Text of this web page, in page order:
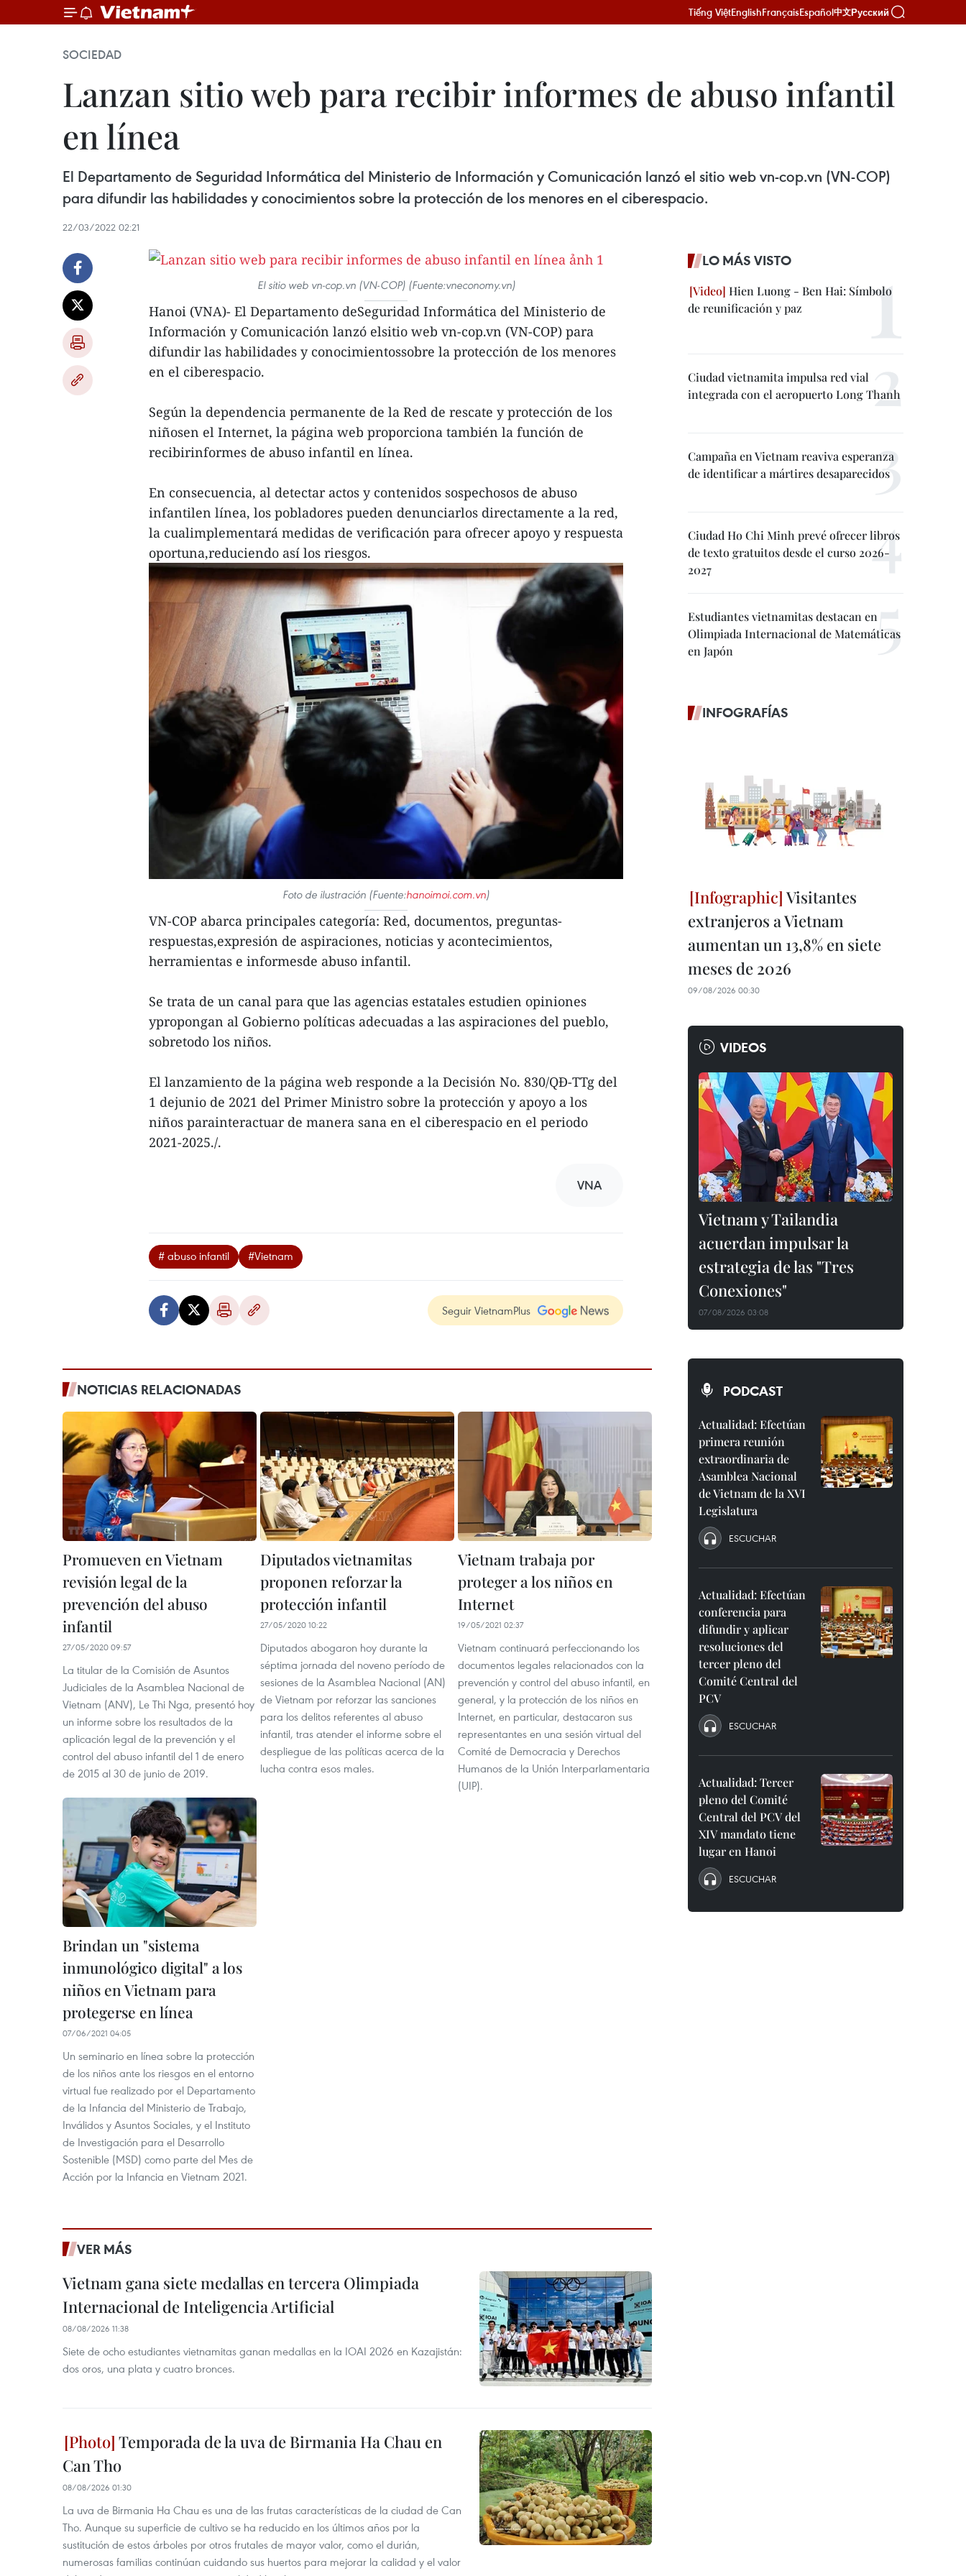
Tiếng ViệtEnglishFrançaisEspañol中文Русский
SOCIEDAD
Lanzan sitio web para recibir informes de abuso infantil
en línea
El Departamento de Seguridad Informática del Ministerio de Información y Comunicación lanzó el sitio web vn-cop.vn (VN-COP)
para difundir las habilidades y conocimientos sobre la protección de los menores en el ciberespacio.
22/03/2022 02:21
El sitio web vn-cop.vn (VN-COP) (Fuente:vneconomy.vn)
Hanoi (VNA)- El Departamento deSeguridad Informática del Ministerio de
Información y Comunicación lanzó elsitio web vn-cop.vn (VN-COP) para
difundir las habilidades y conocimientossobre la protección de los menores
en el ciberespacio.
Según la dependencia permanente de la Red de rescate y protección de los
niñosen el Internet, la página web proporciona también la función de
recibirinformes de abuso infantil en línea.
En consecuencia, al detectar actos y contenidos sospechosos de abuso
infantilen línea, los pobladores pueden denunciarlos directamente a la red,
la cualimplementará medidas de verificación para ofrecer apoyo y respuesta
oportuna,reduciendo así los riesgos.
Foto de ilustración (Fuente:hanoimoi.com.vn)
VN-COP abarca principales categoría: Red, documentos, preguntas-
respuestas,expresión de aspiraciones, noticias y acontecimientos,
herramientas e informesde abuso infantil.
Se trata de un canal para que las agencias estatales estudien opiniones
ypropongan al Gobierno políticas adecuadas a las aspiraciones del pueblo,
sobretodo los niños.
El lanzamiento de la página web responde a la Decisión No. 830/QĐ-TTg del
1 dejunio de 2021 del Primer Ministro sobre la protección y apoyo a los
niños parainteractuar de manera sana en el ciberespacio en el periodo
2021-2025./.
VNA
# abuso infantil #Vietnam
Seguir VietnamPlus
NOTICIAS RELACIONADAS
Promueven en Vietnam
revisión legal de la
prevención del abuso
infantil
27/05/2020 09:57
La titular de la Comisión de Asuntos
Judiciales de la Asamblea Nacional de
Vietnam (ANV), Le Thi Nga, presentó hoy
un informe sobre los resultados de la
aplicación legal de la prevención y el
control del abuso infantil del 1 de enero
de 2015 al 30 de junio de 2019.
Diputados vietnamitas
proponen reforzar la
protección infantil
27/05/2020 10:22
Diputados abogaron hoy durante la
séptima jornada del noveno período de
sesiones de la Asamblea Nacional (AN)
de Vietnam por reforzar las sanciones
para los delitos referentes al abuso
infantil, tras atender el informe sobre el
despliegue de las políticas acerca de la
lucha contra esos males.
Vietnam trabaja por
proteger a los niños en
Internet
19/05/2021 02:37
Vietnam continuará perfeccionando los
documentos legales relacionados con la
prevención y control del abuso infantil, en
general, y la protección de los niños en
Internet, en particular, destacaron sus
representantes en una sesión virtual del
Comité de Democracia y Derechos
Humanos de la Unión Interparlamentaria
(UIP).
Brindan un "sistema
inmunológico digital" a los
niños en Vietnam para
protegerse en línea
07/06/2021 04:05
Un seminario en línea sobre la protección
de los niños ante los riesgos en el entorno
virtual fue realizado por el Departamento
de la Infancia del Ministerio de Trabajo,
Inválidos y Asuntos Sociales, y el Instituto
de Investigación para el Desarrollo
Sostenible (MSD) como parte del Mes de
Acción por la Infancia en Vietnam 2021.
VER MÁS
Vietnam gana siete medallas en tercera Olimpiada
Internacional de Inteligencia Artificial
08/08/2026 11:38
Siete de ocho estudiantes vietnamitas ganan medallas en la IOAI 2026 en Kazajistán:
dos oros, una plata y cuatro bronces.
Temporada de la uva de Birmania Ha Chau en
Can Tho
08/08/2026 01:30
La uva de Birmania Ha Chau es una de las frutas características de la ciudad de Can
Tho. Aunque su superficie de cultivo se ha reducido en los últimos años por la
sustitución de estos árboles por otros frutales de mayor valor, como el durián,
numerosas familias continúan cuidando sus huertos para mejorar la calidad y el valor
LO MÁS VISTO
Hien Luong - Ben Hai: Símbolo
de reunificación y paz
Ciudad vietnamita impulsa red vial
integrada con el aeropuerto Long Thanh
Campaña en Vietnam reaviva esperanza
de identificar a mártires desaparecidos
Ciudad Ho Chi Minh prevé ofrecer libros
de texto gratuitos desde el curso 2026-
2027
Estudiantes vietnamitas destacan en
Olimpiada Internacional de Matemáticas
en Japón
INFOGRAFÍAS
Visitantes
extranjeros a Vietnam
aumentan un 13,8% en siete
meses de 2026
09/08/2026 00:30
VIDEOS
Vietnam y Tailandia
acuerdan impulsar la
estrategia de las "Tres
Conexiones"
07/08/2026 03:08
PODCAST
Actualidad: Efectúan
primera reunión
extraordinaria de
Asamblea Nacional
de Vietnam de la XVI
Legislatura
ESCUCHAR
Actualidad: Efectúan
conferencia para
difundir y aplicar
resoluciones del
tercer pleno del
Comité Central del
PCV
ESCUCHAR
Actualidad: Tercer
pleno del Comité
Central del PCV del
XIV mandato tiene
lugar en Hanoi
ESCUCHAR